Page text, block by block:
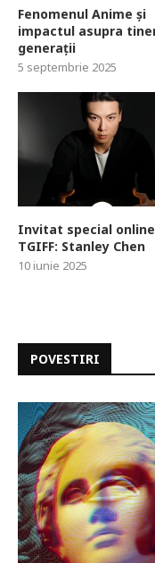
Fenomenul Anime și
impactul asupra
generații
5 septembrie 2025
Invitat special
TGIFF: Stanley Chen
10 iunie 2025
POVESTIRI